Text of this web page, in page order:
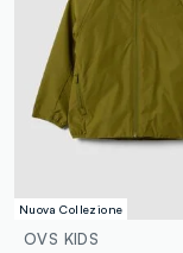
Nuova Collezione
OVS KIDS